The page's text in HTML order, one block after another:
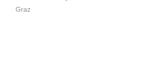
Graz